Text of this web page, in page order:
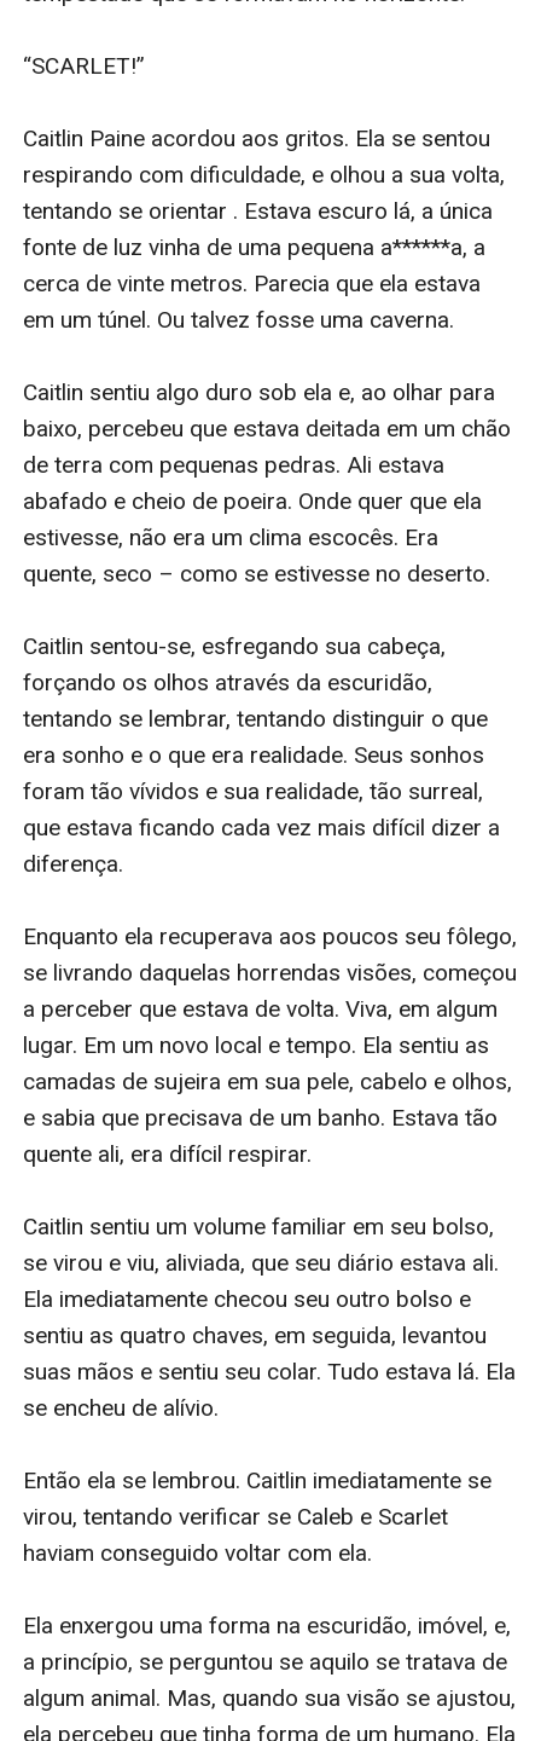
independente. ENCONTRADA tem 71,000 palavras.
também estão disponíveis! E a trilogia bestseller nº 1
de Morgan Rice, SOBREVIVÊNCIA, um suspense
distópico, pós-apocalíptico, também está disponível. A
série de fantasia de Morgan Rice, O ANEL DO
FEITICEIRO, compost de dez livros (e contando)
também está disponível – começando pelo Livro nº 1,
gratuitamente!